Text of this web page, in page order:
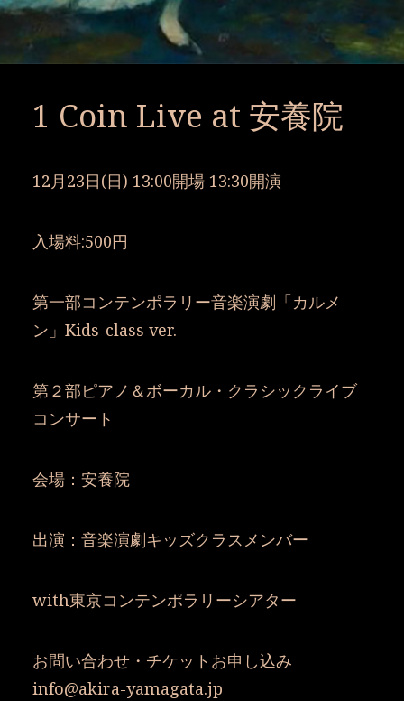
1 Coin Live at 安養院
12月23日(日) 13:00開場 13:30開演
入場料:500円
第一部コンテンポラリー音楽演劇「カルメ
ン」Kids-class ver.
第２部ピアノ＆ボーカル・クラシックライブ
コンサート
会場：安養院
出演：音楽演劇キッズクラスメンバー
with東京コンテンポラリーシアター
お問い合わせ・チケットお申し込み
info@akira-yamagata.jp